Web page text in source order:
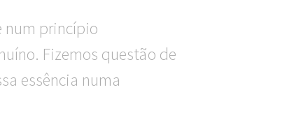
num princípio
Fizemos questão de
essência numa